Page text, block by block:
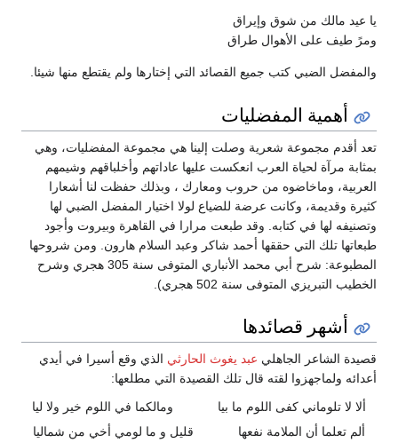
يا عيد مالك من شوق وإيراق
ومرً طيف على الأهوال طراق
والمفضل الضبي كتب جميع القصائد التي إختارها ولم يقتطع منها شيئا.
أهمية المفضليات
تعد أقدم مجموعة شعرية وصلت إلينا هي مجموعة المفضليات، وهي
بمثابة مرآة لحياة العرب انعكست عليها عاداتهم وأخلباقهم وشيمهم
العربية، وماخاضوه من حروب ومعارك ، وبذلك حفظت لنا أشعارا
كثيرة وقديمة، وكانت عرضة للضياع لولا اختيار المفضل الضبي لها
وتصنيفه لها في كتابه. وقد طبعت مرارا في القاهرة وبيروت وأجود
طبعاتها تلك التي حققها أحمد شاكر وعبد السلام هارون. ومن شروحها
المطبوعة: شرح أبي محمد الأنباري المتوفى سنة 305 هجري وشرح
الخطيب التبريزي المتوفى سنة 502 هجري).
أشهر قصائدها
قصيدة الشاعر الجاهلي عبد يغوث الحارثي الذي وقع أسيرا في أيدي
أعدائه ولماجهزوا لقته قال تلك القصيدة التي مطلعها:
ألا لا تلوماني كفى اللوم ما بيا
ومالكما في اللوم خير ولا ليا
ألم تعلما أن الملامة نفعها
قليل و ما لومي أخي من شماليا